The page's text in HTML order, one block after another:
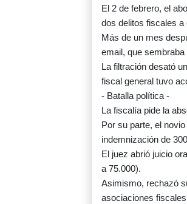
El 2 de febrero, el
dos delitos fiscales
Más de un mes
email, que
La filtración desató
fiscal general tuvo
- Batalla política -
La fiscalía pide la
Por su parte, el
indemnización de
El juez abrió juicio
a 75.000).
Asimismo, rechazó
asociaciones